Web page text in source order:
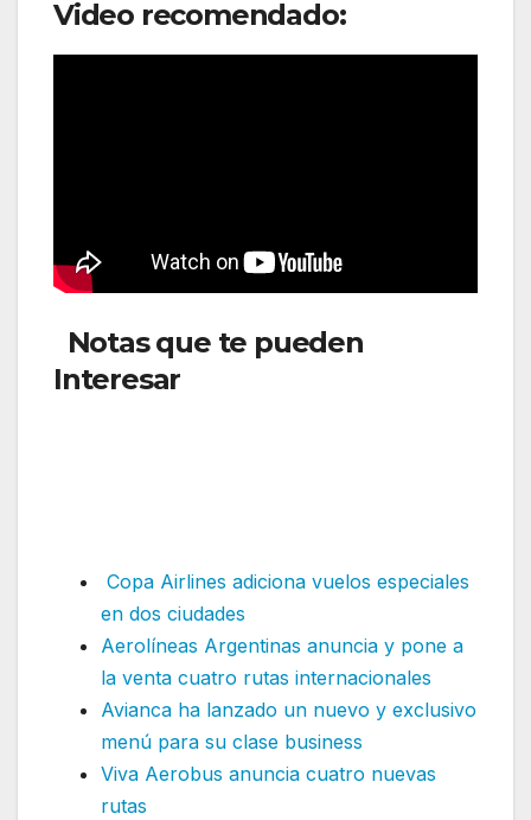
Video recomendado:
Notas que te pueden
Interesar
Copa Airlines adiciona vuelos especiales
en dos ciudades
Aerolíneas Argentinas anuncia y pone a
la venta cuatro rutas internacionales
Avianca ha lanzado un nuevo y exclusivo
menú para su clase business
Viva Aerobus anuncia cuatro nuevas
rutas